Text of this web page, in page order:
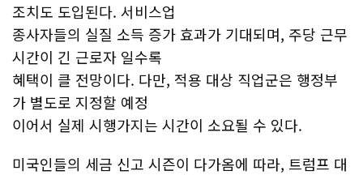
조치도 도입된다. 서비스업
종사자들의 실질 소득 증가 효과가 기대되며, 주당 근무
시간이 긴 근로자 일수록
혜택이 클 전망이다. 다만, 적용 대상 직업군은 행정부
가 별도로 지정할 예정
이어서 실제 시행가지는 시간이 소요될 수 있다.
미국인들의 세금 신고 시즌이 다가옴에 따라, 트럼프 대